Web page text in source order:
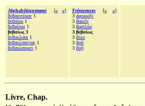
Alphabétiquement [« »]
βεβαιοτέραν 1
βεβαίου 1
βεβαίους 1
βεβαίως 3
βεβαιῶσαι 1
βεβαιώσαντας 1
βεβαιώσομεν 1
Fréquences [« »]
3 ἀφορμὴν
3 βαρεῖς
3 βασιλέα
3 βεβαίως
3 βίου
3 βοή
3 βοῇ
Livre, Chap.